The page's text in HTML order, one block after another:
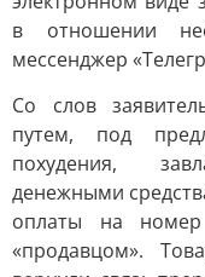
в отношении
мессенджер
Со слов
путем, под
похудения,
денежными
оплаты на номер
«продавцом».